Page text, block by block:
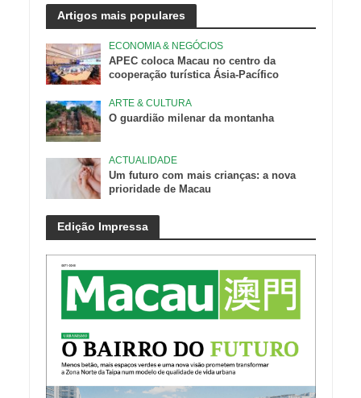
Artigos mais populares
ECONOMIA & NEGÓCIOS
APEC coloca Macau no centro da
cooperação turística Ásia-Pacífico
ARTE & CULTURA
O guardião milenar da montanha
ACTUALIDADE
Um futuro com mais crianças: a nova
prioridade de Macau
Edição Impressa